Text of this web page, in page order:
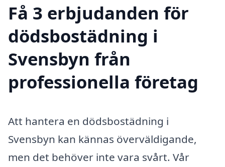
Få 3 erbjudanden för
dödsbostädning i
Svensbyn från
professionella företag
Att hantera en dödsbostädning i
Svensbyn kan kännas överväldigande,
men det behöver inte vara svårt. Vår